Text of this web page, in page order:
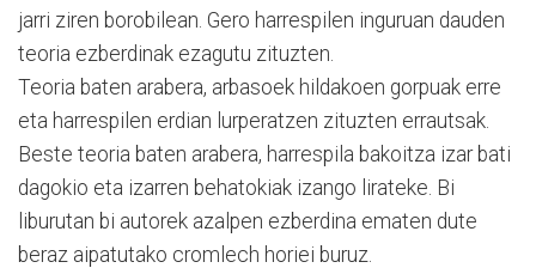
jarri ziren borobilean. Gero harrespilen inguruan dauden
teoria ezberdinak ezagutu zituzten.
Teoria baten arabera, arbasoek hildakoen gorpuak erre
eta harrespilen erdian lurperatzen zituzten errautsak.
Beste teoria baten arabera, harrespila bakoitza izar bati
dagokio eta izarren behatokiak izango lirateke. Bi
liburutan bi autorek azalpen ezberdina ematen dute
beraz aipatutako cromlech horiei buruz.